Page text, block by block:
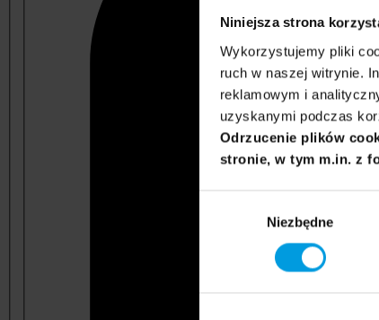
Niniejsza strona
Wykorzystujemy pliki
ruch w naszej witrynie.
reklamowym i
uzyskanymi podczas
Odrzucenie plików
stronie, w tym m.in. z
Niezbędne